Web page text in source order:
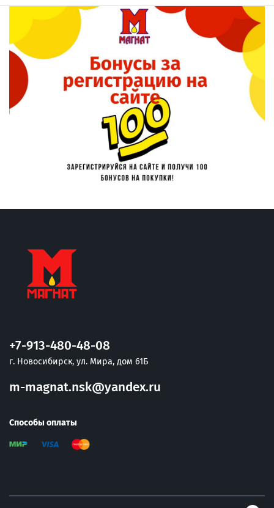
+7-913-480-48-08
г. Новосибирск, ул. Мира, дом 61Б
m-magnat.nsk@yandex.ru
Способы оплаты